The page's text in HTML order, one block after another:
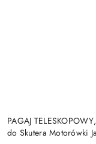
PAGAJ
do Skutera Motorówki